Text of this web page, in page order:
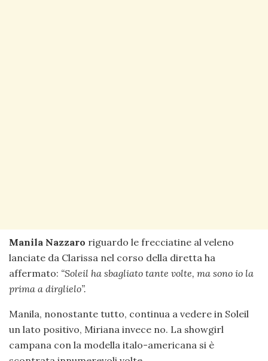
Manila Nazzaro riguardo le frecciatine al veleno
lanciate da Clarissa nel corso della diretta ha
affermato: “Soleil ha sbagliato tante volte, ma sono io la
prima a dirglielo”.
Manila, nonostante tutto, continua a vedere in Soleil
un lato positivo, Miriana invece no. La showgirl
campana con la modella italo-americana si è